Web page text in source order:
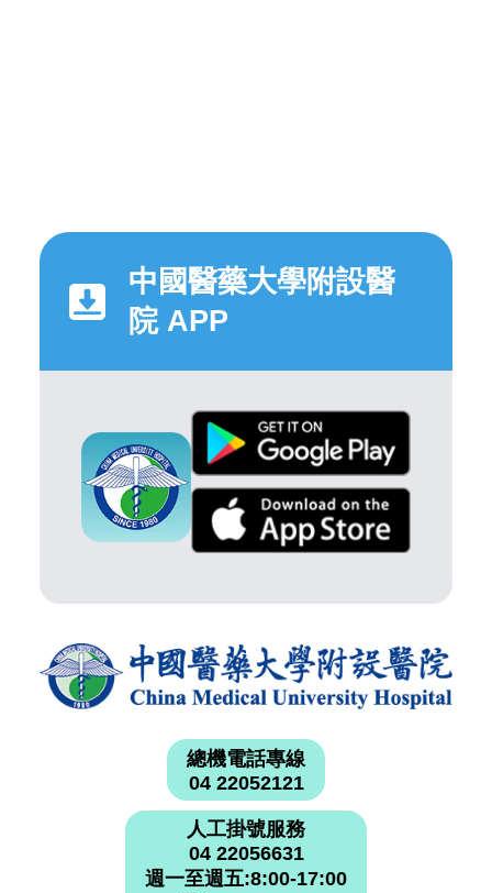
中國醫藥大學附設醫
院 APP
總機電話專線
04 22052121
人工掛號服務
04 22056631
週一至週五:8:00-17:00